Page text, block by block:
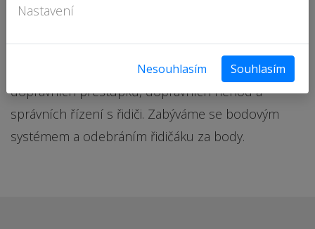
spáchaných přestupků, se rozhodne o dalším
Máme dlouholeté zkušenosti s právem v oblasti
dopravních přestupků, dopravních nehod a
správních řízení s řidiči. Zabýváme se bodovým
systémem a odebráním řidičáku za body.
Nastavení
Nesouhlasím Souhlasím